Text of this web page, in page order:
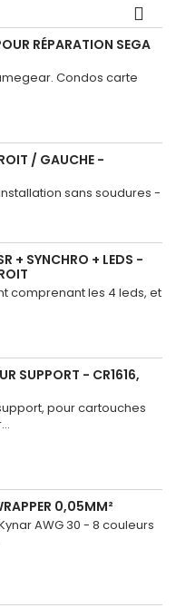
RÉPARATION SEGA
Condos carte
/ GAUCHE -
sans soudures -
+ SYNCHRO + LEDS -
comprenant les 4 leds, et
SUPPORT - CR1616,
pour cartouches
0,05MM²
AWG 30 - 8 couleurs